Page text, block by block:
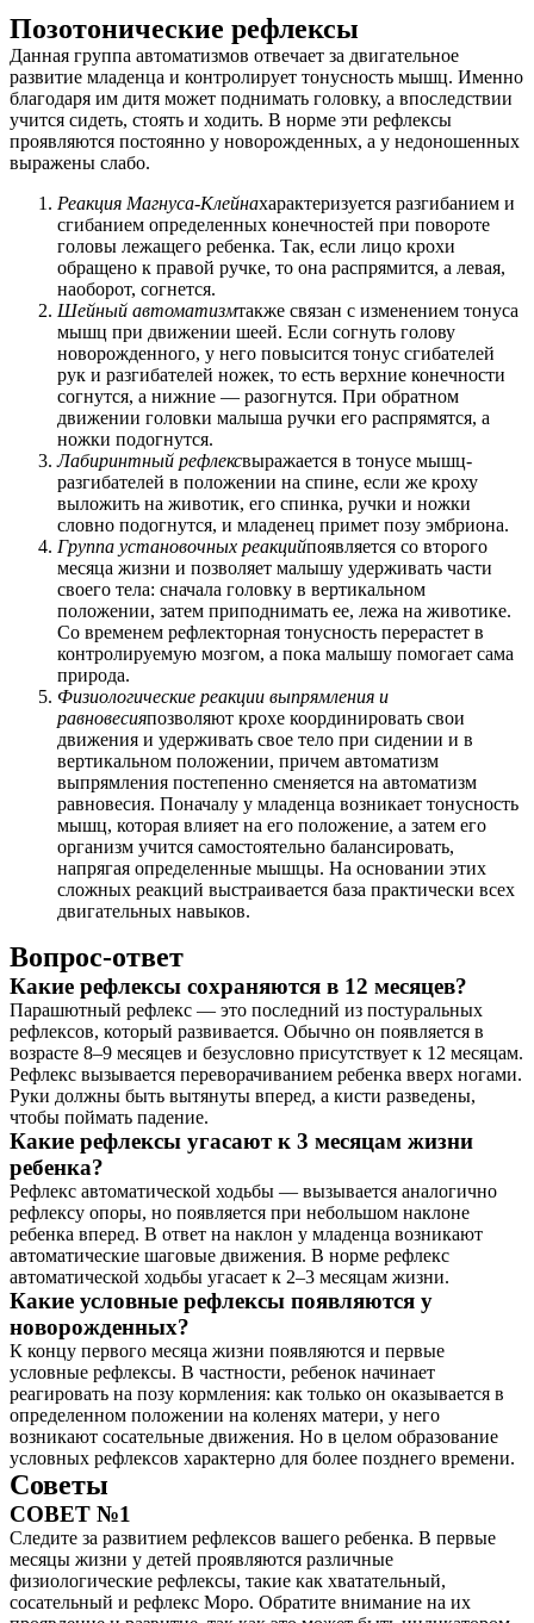
Позотонические рефлексы
Данная группа автоматизмов отвечает за двигательное
развитие младенца и контролирует тонусность мышц. Именно
благодаря им дитя может поднимать головку, а впоследствии
учится сидеть, стоять и ходить. В норме эти рефлексы
проявляются постоянно у новорожденных, а у недоношенных
выражены слабо.
Реакция Магнуса-Клейнахарактеризуется разгибанием и
сгибанием определенных конечностей при повороте
головы лежащего ребенка. Так, если лицо крохи
обращено к правой ручке, то она распрямится, а левая,
наоборот, согнется.
Шейный автоматизмтакже связан с изменением тонуса
мышц при движении шеей. Если согнуть голову
новорожденного, у него повысится тонус сгибателей
рук и разгибателей ножек, то есть верхние конечности
согнутся, а нижние — разогнутся. При обратном
движении головки малыша ручки его распрямятся, а
ножки подогнутся.
Лабиринтный рефлексвыражается в тонусе мышц-
разгибателей в положении на спине, если же кроху
выложить на животик, его спинка, ручки и ножки
словно подогнутся, и младенец примет позу эмбриона.
Группа установочных реакцийпоявляется со второго
месяца жизни и позволяет малышу удерживать части
своего тела: сначала головку в вертикальном
положении, затем приподнимать ее, лежа на животике.
Со временем рефлекторная тонусность перерастет в
контролируемую мозгом, а пока малышу помогает сама
природа.
Физиологические реакции выпрямления и
равновесияпозволяют крохе координировать свои
движения и удерживать свое тело при сидении и в
вертикальном положении, причем автоматизм
выпрямления постепенно сменяется на автоматизм
равновесия. Поначалу у младенца возникает тонусность
мышц, которая влияет на его положение, а затем его
организм учится самостоятельно балансировать,
напрягая определенные мышцы. На основании этих
сложных реакций выстраивается база практически всех
двигательных навыков.
Вопрос-ответ
Какие рефлексы сохраняются в 12 месяцев?
Парашютный рефлекс — это последний из постуральных
рефлексов, который развивается. Обычно он появляется в
возрасте 8–9 месяцев и безусловно присутствует к 12 месяцам.
Рефлекс вызывается переворачиванием ребенка вверх ногами.
Руки должны быть вытянуты вперед, а кисти разведены,
чтобы поймать падение.
Какие рефлексы угасают к 3 месяцам жизни
ребенка?
Рефлекс автоматической ходьбы — вызывается аналогично
рефлексу опоры, но появляется при небольшом наклоне
ребенка вперед. В ответ на наклон у младенца возникают
автоматические шаговые движения. В норме рефлекс
автоматической ходьбы угасает к 2–3 месяцам жизни.
Какие условные рефлексы появляются у
новорожденных?
К концу первого месяца жизни появляются и первые
условные рефлексы. В частности, ребенок начинает
реагировать на позу кормления: как только он оказывается в
определенном положении на коленях матери, у него
возникают сосательные движения. Но в целом образование
условных рефлексов характерно для более позднего времени.
Советы
СОВЕТ №1
Следите за развитием рефлексов вашего ребенка. В первые
месяцы жизни у детей проявляются различные
физиологические рефлексы, такие как хватательный,
сосательный и рефлекс Моро. Обратите внимание на их